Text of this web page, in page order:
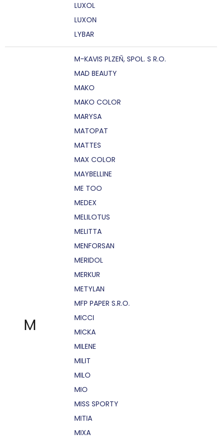
LUXOL
LUXON
LYBAR
M
M-KAVIS PLZEŇ, SPOL. S R.O.
MAD BEAUTY
MAKO
MAKO COLOR
MARYSA
MATOPAT
MATTES
MAX COLOR
MAYBELLINE
ME TOO
MEDEX
MELILOTUS
MELITTA
MENFORSAN
MERIDOL
MERKUR
METYLAN
MFP PAPER S.R.O.
MICCI
MICKA
MILENE
MILIT
MILO
MIO
MISS SPORTY
MITIA
MIXA